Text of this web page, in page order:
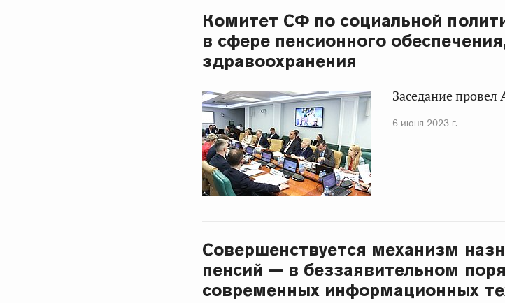
Комитет СФ по социальной
в сфере пенсионного
здравоохранения
Заседание провел
6 июня 2023 г.
Совершенствуется механизм
пенсий — в беззаявительном
современных информационных